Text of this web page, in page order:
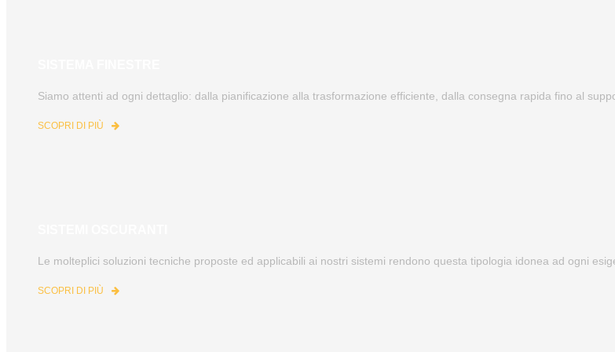
Siamo attenti ad ogni dettaglio: dalla pianificazione alla trasformazione efficiente, dalla consegna rapida fino al
SCOPRI DI PIÙ
Le molteplici soluzioni tecniche proposte ed applicabili ai nostri sistemi rendono questa tipologia idonea ad ogni
SCOPRI DI PIÙ